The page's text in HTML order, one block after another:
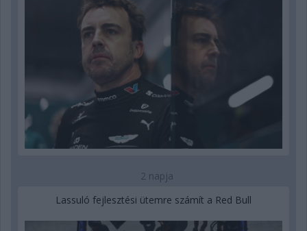
2 napja
Lassuló fejlesztési ütemre számít a Red Bull